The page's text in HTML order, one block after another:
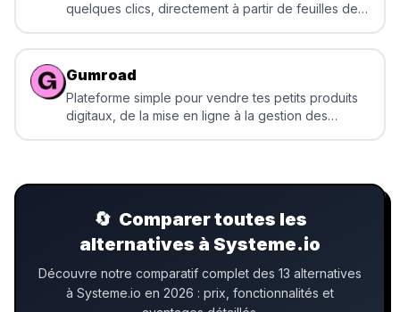
quelques clics, directement à partir de feuilles de
Gumroad
Plateforme simple pour vendre tes petits produits
digitaux, de la mise en ligne à la gestion des
🔄 Comparer toutes les
alternatives à Systeme.io
Découvre notre comparatif complet des 13 alternatives
à Systeme.io en 2026 : prix, fonctionnalités et